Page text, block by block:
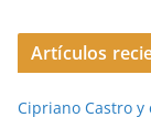
Artículos
Cipriano Castro